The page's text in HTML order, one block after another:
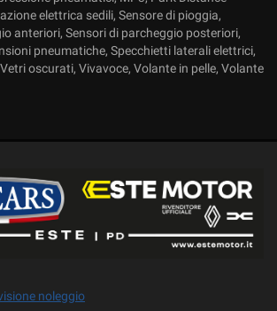
elettrica sedili, Sensore di pioggia,
anteriori, Sensori di parcheggio posteriori,
pneumatiche, Specchietti laterali elettrici,
oscurati, Vivavoce, Volante in pelle, Volante
noleggio